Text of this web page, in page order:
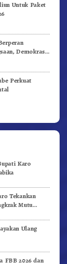
Untuk Paket
Demokrasi,
Perkuat
Karo
Tekankan
Mutu
Ulang
FBB 2026 dan